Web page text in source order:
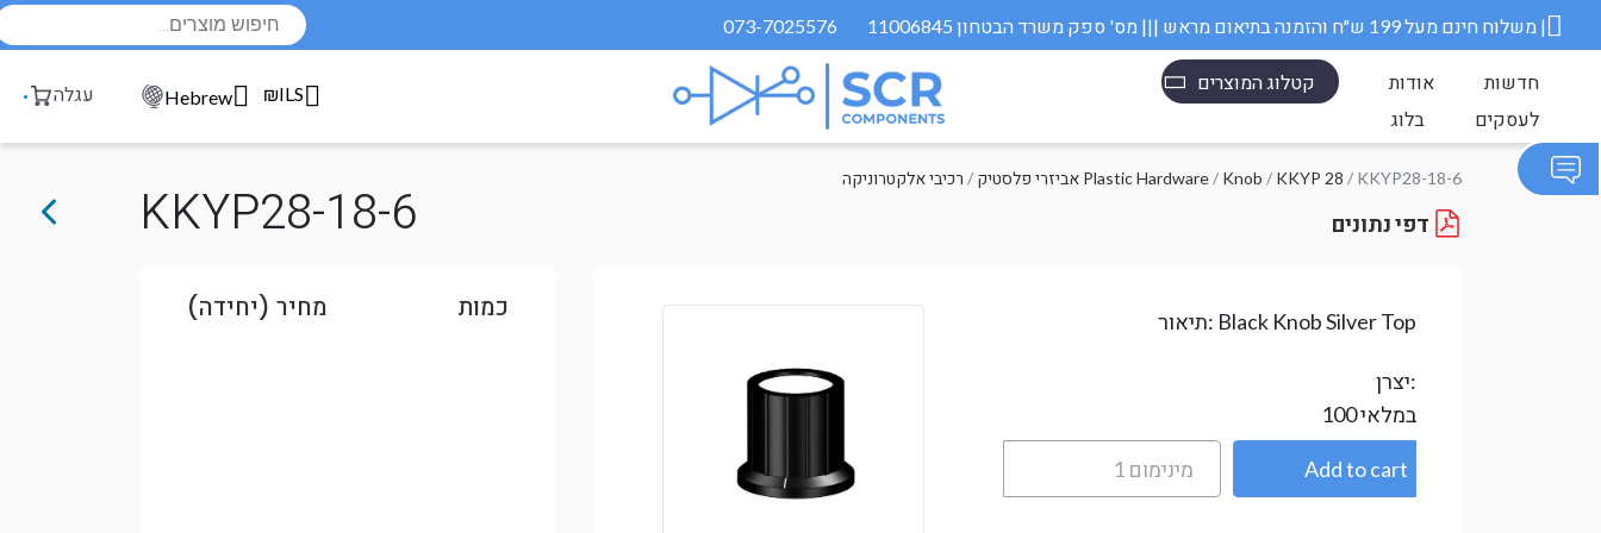
073-7025576 משלוח חינם מעל 199 ש״ח והזמנה בתיאום מראש ||| מס' ספק משרד הבטחון 11006845 |
קטלוג המוצרים אודות
חדשות
בלוג
לעסקים
עגלה Hebrew ₪ILS
רכיבי אלקטרוניקה / אביזרי פלסטיק Plastic Hardware/ Knob / KKYP 28 / KKYP28-18-6
KKYP28-18-6
תיאור: Black Knob Silver Top
יצרן:
100במלאי
כמות מחיר (יחידה)